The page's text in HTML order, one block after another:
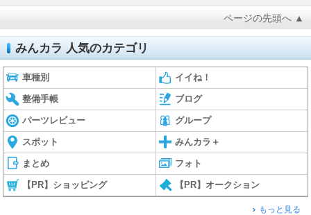
ページの先頭へ ▲
みんカラ 人気のカテゴリ
車種別 イイね！
整備手帳 ブログ
パーツレビュー グループ
スポット みんカラ＋
まとめ フォト
【PR】ショッピング 【PR】オークション
もっと見る